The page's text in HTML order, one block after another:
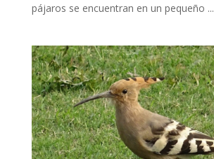
pájaros se encuentran en un pequeño ...